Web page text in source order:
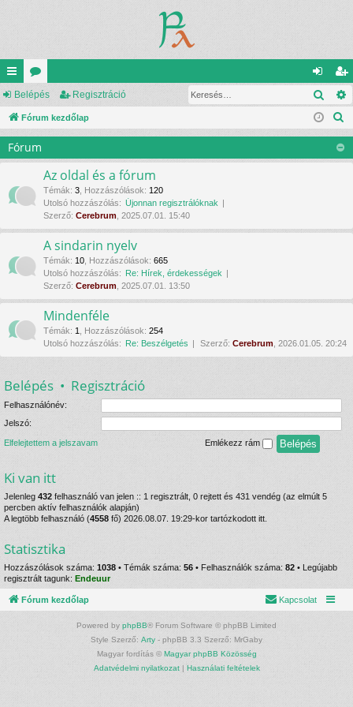
yo
rs
lin
ke
k
ór
u
ok
el
ép
eg
is
ztr
ác
Belépés Regisztráció
Fórum kezdőlap
Fórum
Az oldal és a fórum
Témák: 3 Hozzászólások: 120
Utolsó hozzászólás: Újonnan regisztrálóknak
Szerző: Cerebrum , 2025.07.01. 15:40
A sindarin nyelv
Témák: 10 Hozzászólások: 665
Utolsó hozzászólás: Re: Hírek, érdekességek
Szerző: Cerebrum , 2025.07.01. 13:50
Mindenféle
Témák: 1 Hozzászólások: 254
Utolsó hozzászólás: Re: Beszélgetés Szerző: Cerebrum , 2026.01.05. 20:24
Belépés • Regisztráció
Felhasználónév:
Jelszó:
Elfelejtettem a jelszavam Emlékezz rám
Ki van itt
Jelenleg 432 felhasználó van jelen :: 1 regisztrált, 0 rejtett és 431 vendég (az elmúlt 5
percben aktív felhasználók alapján)
A legtöbb felhasználó (4558 fő) 2026.08.07. 19:29-kor tartózkodott itt.
Statisztika
Hozzászólások száma: 1038 • Témák száma: 56 • Felhasználók száma: 82 • Legújabb
regisztrált tagunk: Endeuur
Fórum kezdőlap Kapcsolat
Powered by phpBB® Forum Software © phpBB Limited
Style Szerző: Arty - phpBB 3.3 Szerző: MrGaby
Magyar fordítás © Magyar phpBB Közösség
Adatvédelmi nyilatkozat| Használati feltételek